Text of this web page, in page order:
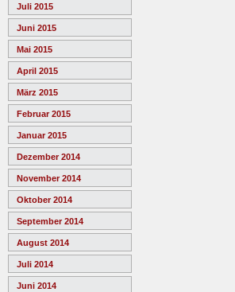
Juli 2015
Juni 2015
Mai 2015
April 2015
März 2015
Februar 2015
Januar 2015
Dezember 2014
November 2014
Oktober 2014
September 2014
August 2014
Juli 2014
Juni 2014